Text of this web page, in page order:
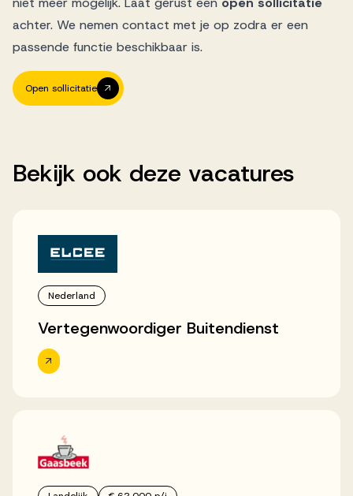
achter. We nemen contact met je op zodra er een
passende functie beschikbaar is.
Open sollicitatie
Bekijk ook deze vacatures
Nederland
Vertegenwoordiger Buitendienst